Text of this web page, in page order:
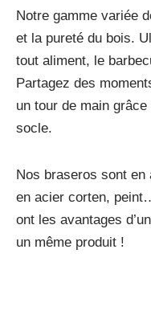
Notre gamme variée
et la pureté du bois.
tout aliment, le
Partagez des
un tour de main
socle.
Nos braseros sont
en acier corten,
ont les avantages
un même produit !